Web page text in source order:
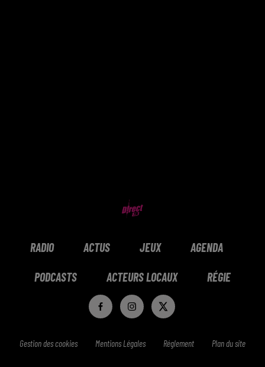
RADIO ACTUS JEUX AGENDA
PODCASTS ACTEURS LOCAUX RÉGIE
Gestion des cookies Mentions Légales Réglement Plan du site